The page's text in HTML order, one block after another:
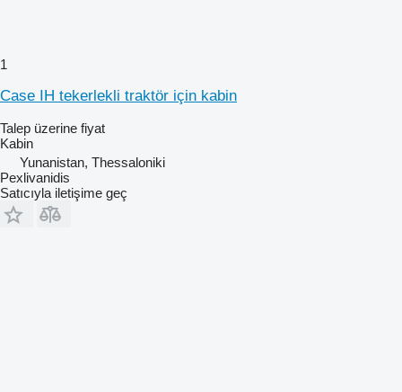
1
Case IH tekerlekli traktör için kabin
Talep üzerine fiyat
Kabin
Yunanistan, Thessaloniki
Pexlivanidis
Satıcıyla iletişime geç